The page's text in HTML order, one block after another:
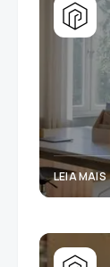
LEIA MAIS